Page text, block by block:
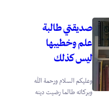
صديقتي طالبة
علم وخطيبها
ليس كذلك
وعليكم السلام ورحمة الله
وبركاته طالما رضيت دينه